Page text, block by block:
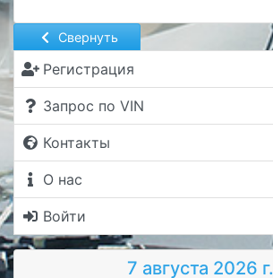
Свернуть
Регистрация
Запрос по VIN
Контакты
О нас
Войти
7 августа 2026 г.